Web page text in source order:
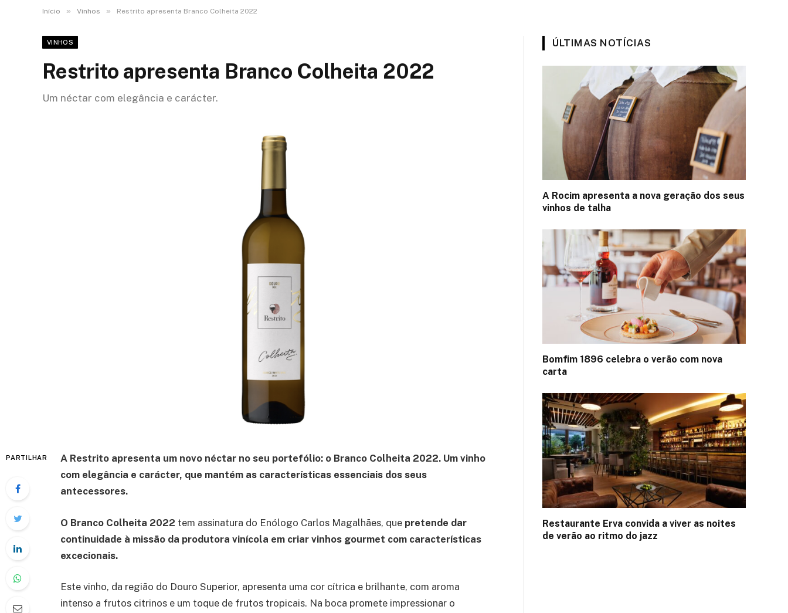
Início » Vinhos » Restrito apresenta Branco Colheita 2022
VINHOS
Restrito apresenta Branco Colheita 2022
Um néctar com elegância e carácter.
PARTILHAR
A Restrito apresenta um novo néctar no seu portefólio: o Branco Colheita 2022. Um vinho
com elegância e carácter, que mantém as características essenciais dos seus
antecessores.
O Branco Colheita 2022 tem assinatura do Enólogo Carlos Magalhães, que pretende dar
continuidade à missão da produtora vinícola em criar vinhos gourmet com características
excecionais.
Este vinho, da região do Douro Superior, apresenta uma cor cítrica e brilhante, com aroma
intenso a frutos citrinos e um toque de frutos tropicais. Na boca promete impressionar o
ÚLTIMAS NOTÍCIAS
A Rocim apresenta a nova geração dos seus
vinhos de talha
Bomfim 1896 celebra o verão com nova
carta
Restaurante Erva convida a viver as noites
de verão ao ritmo do jazz